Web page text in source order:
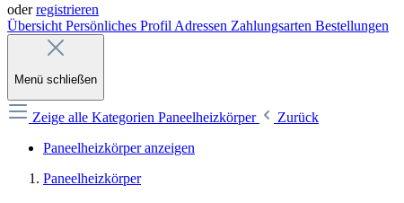
oderregistrieren
Übersicht Persönliches Profil Adressen Zahlungsarten Bestellungen
Menü schließen
Zeige alle Kategorien Paneelheizkörper
Zurück
Paneelheizkörper anzeigen
Paneelheizkörper